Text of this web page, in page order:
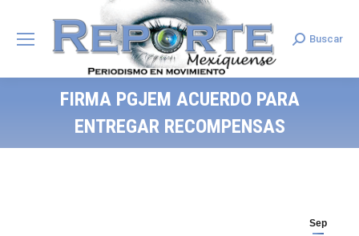
Search:
Buscar
FIRMA PGJEM ACUERDO PARA
ENTREGAR RECOMPENSAS
Sep